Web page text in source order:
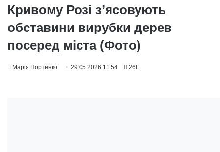
Кривому Розі з’ясовують
обставини вирубки дерев
посеред міста (Фото)
Марія Нортенко 29.05.2026 11:54 268